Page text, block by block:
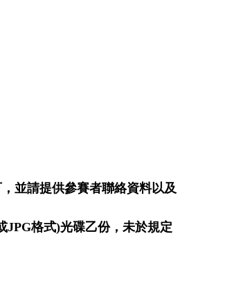
並請提供參賽者聯絡資料以及
JPG格式)光碟乙份，未於規定